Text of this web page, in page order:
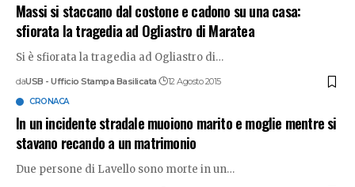
Massi si staccano dal costone e cadono su una casa:
sfiorata la tragedia ad Ogliastro di Maratea
Si è sfiorata la tragedia ad Ogliastro di…
daUSB - Ufficio Stampa Basilicata 12 Agosto 2015
CRONACA
In un incidente stradale muoiono marito e moglie mentre si
stavano recando a un matrimonio
Due persone di Lavello sono morte in un…